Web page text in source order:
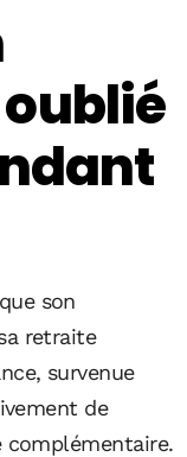
son
retraite
survenue
de